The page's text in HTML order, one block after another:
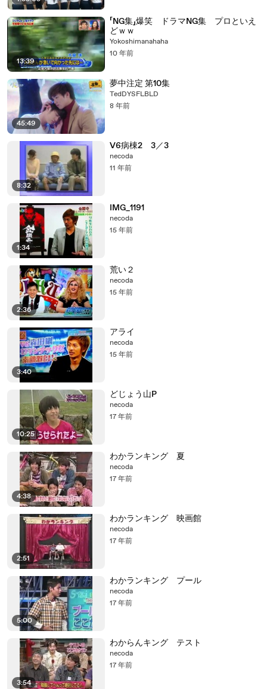
13:39
「NG集」爆笑 ドラマNG集 プロといえ
どｗｗ
Yokoshimanahaha
10 年前
45:49
夢中注定 第10集
TedDYSFLBLD
8 年前
8:32
V6病棟2 3／3
necoda
11 年前
1:34
IMG_1191
necoda
15 年前
2:36
荒い２
necoda
15 年前
3:40
アライ
necoda
15 年前
10:25
どじょう山P
necoda
17 年前
4:38
わかランキング 夏
necoda
17 年前
2:51
わかランキング 映画館
necoda
17 年前
5:00
わかランキング プール
necoda
17 年前
3:54
わからんキング テスト
necoda
17 年前